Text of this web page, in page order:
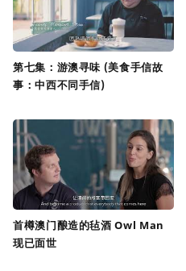
第七集：游澳寻味 (美食手信故
事：中西不同手信)
首樽澳门酿造的毡酒 Owl Man
现已面世